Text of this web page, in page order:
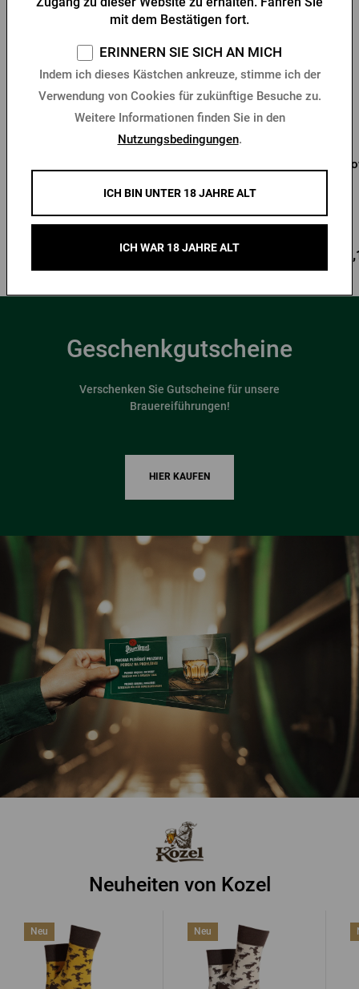
Vorrätig > 10 Stk.
Kaufen
mit Wunschgravur
Vorrätig > 10 Stk.
9,91 €
Geschenkgutscheine
Verschenken Sie Gutscheine für unsere
Brauereiführungen!
HIER KAUFEN
Neuheiten von Kozel
Neu Neu
mit dem Bestätigen fort.
ERINNERN SIE SICH AN MICH
Indem ich dieses Kästchen ankreuze, stimme ich der
Verwendung von Cookies für zukünftige Besuche zu.
Weitere Informationen finden Sie in den
Nutzungsbedingungen.
ICH BIN UNTER 18 JAHRE ALT
ICH WAR 18 JAHRE ALT